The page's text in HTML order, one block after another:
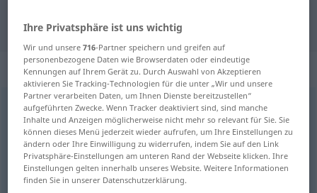
"bemüht" Englisch Übersetzung
„bemüht“: Adjektiv
bemühtadj
Übersicht aller Übersetzungen
(Für mehr Details die Übersetzung anklicken/antippen)
forced Weitere Beispiele...
Ihre Privatsphäre ist uns wichtig
Wir und unsere716-Partner speichern und greifen auf
personenbezogene Daten wie Browserdaten oder eindeutige
Kennungen auf Ihrem Gerät zu. Durch Auswahl von Akzeptieren
aktivieren Sie Tracking-Technologien für die unter „Wir und unsere
Partner verarbeiten Daten, um Ihnen Dienste bereitzustellen“
aufgeführten Zwecke. Wenn Tracker deaktiviert sind, sind manche
Inhalte und Anzeigen möglicherweise nicht mehr so relevant für Sie. Sie
können dieses Menü jederzeit wieder aufrufen, um Ihre Einstellungen zu
ändern oder Ihre Einwilligung zu widerrufen, indem Sie auf den Link
Privatsphäre-Einstellungen am unteren Rand der Webseite klicken. Ihre
Einstellungen gelten innerhalb unseres Website. Weitere Informationen
finden Sie in unserer Datenschutzerklärung.